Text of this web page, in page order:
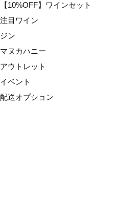
【10%OFF】ワインセット
注目ワイン
ジン
マヌカハニー
アウトレット
イベント
配送オプション